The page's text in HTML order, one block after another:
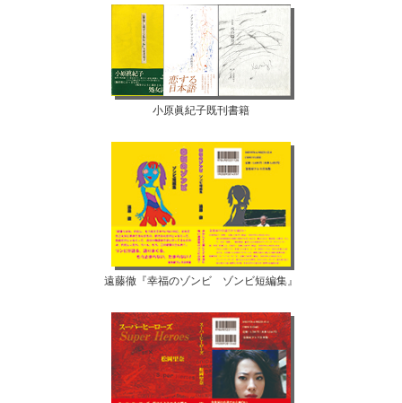
小原眞紀子既刊書籍
遠藤徹『幸福のゾンビ ゾンビ短編集』